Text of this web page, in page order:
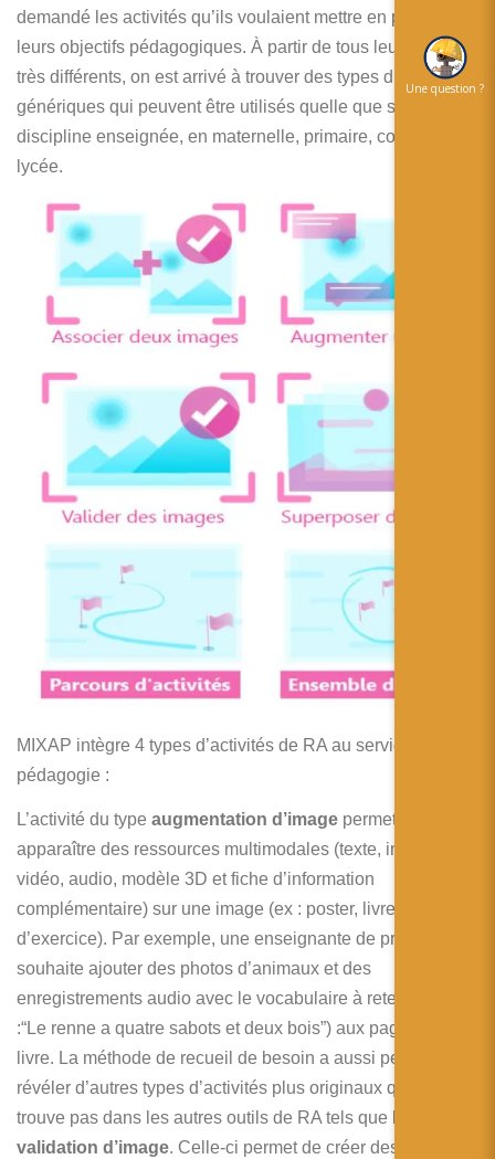
demandé les activités qu’ils voulaient mettre en place et
leurs objectifs pédagogiques. À partir de tous leurs projets,
très différents, on est arrivé à trouver des types d’activités
génériques qui peuvent être utilisés quelle que soit la
discipline enseignée, en maternelle, primaire, collège et
lycée.
MIXAP intègre 4 types d’activités de RA au service de la
pédagogie :
L’activité du type augmentation d’image permet de faire
apparaître des ressources multimodales (texte, image,
vidéo, audio, modèle 3D et fiche d’information
complémentaire) sur une image (ex : poster, livre, fiche
d’exercice). Par exemple, une enseignante de primaire
souhaite ajouter des photos d’animaux et des
enregistrements audio avec le vocabulaire à retenir (ex
:“Le renne a quatre sabots et deux bois”) aux pages d’un
livre. La méthode de recueil de besoin a aussi permis de
révéler d’autres types d’activités plus originaux que l’on ne
trouve pas dans les autres outils de RA tels que la
validation d’image. Celle-ci permet de créer des activités
Une question ?